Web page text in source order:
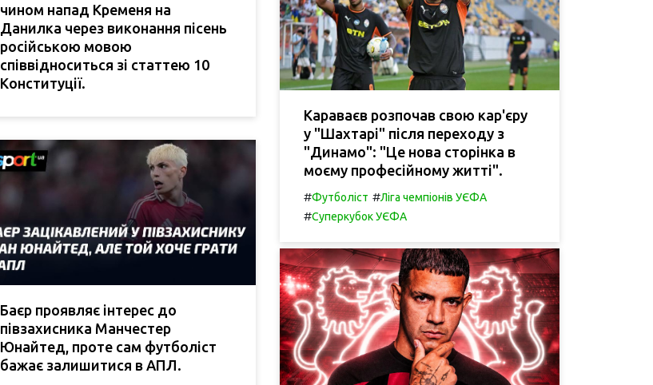
чином напад Кременя на
Данилка через виконання пісень
російською мовою
співвідноситься зі статтею 10
Конституції.
Баєр проявляє інтерес до
півзахисника Манчестер
Юнайтед, проте сам футболіст
бажає залишитися в АПЛ.
Караваєв розпочав свою кар'єру
у "Шахтарі" після переходу з
"Динамо": "Це нова сторінка в
моєму професійному житті".
#Футболіст #Ліга чемпіонів УЄФА
#Суперкубок УЄФА